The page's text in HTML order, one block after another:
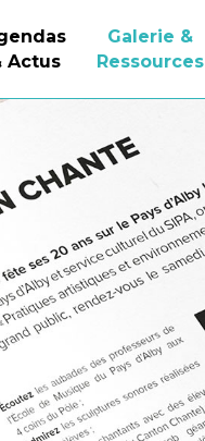
Actus
Galerie &
Ressources